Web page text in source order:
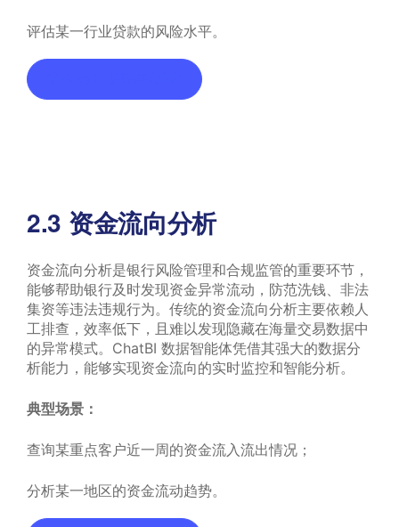
评估某一行业贷款的风险水平。
2.3 资金流向分析
资金流向分析是银行风险管理和合规监管的重要环节，
能够帮助银行及时发现资金异常流动，防范洗钱、非法
集资等违法违规行为。传统的资金流向分析主要依赖人
工排查，效率低下，且难以发现隐藏在海量交易数据中
的异常模式。ChatBI 数据智能体凭借其强大的数据分
析能力，能够实现资金流向的实时监控和智能分析。
典型场景：
查询某重点客户近一周的资金流入流出情况；
分析某一地区的资金流动趋势。